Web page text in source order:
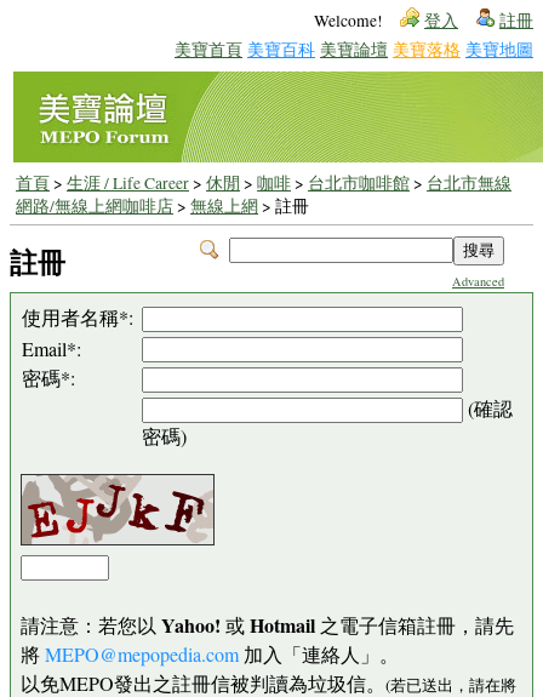
Welcome! 登入 註冊
美寶首頁 美寶百科 美寶論壇 美寶落格 美寶地圖
首頁> 生涯 / Life Career> 休閒 > 咖啡> 台北市咖啡館> 台北市無線
網路/無線上網咖啡店> 無線上網> 註冊
Advanced
註冊
使用者名稱*:
Email*:
密碼*:
(確認
密碼)
請注意：若您以 Yahoo! 或Hotmail 之電子信箱註冊，請先
將MEPO@mepopedia.com 加入「連絡人」。
以免MEPO發出之註冊信被判讀為垃圾信。 (若已送出，請在將